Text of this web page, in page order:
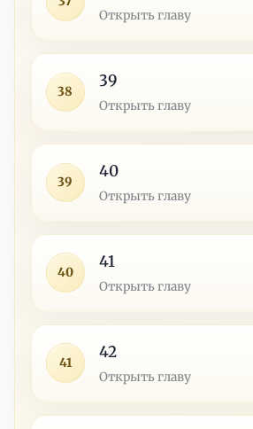
Открыть главу
38
39
Открыть главу
39
40
Открыть главу
40
41
Открыть главу
41
42
Открыть главу